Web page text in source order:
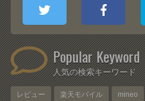
Popular Keyword
人気の検索キーワード
レビュー 楽天モバイル mineo